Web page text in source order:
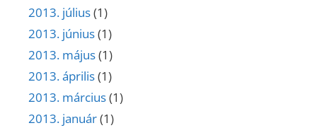
2013. július(1)
2013. június(1)
2013. május(1)
2013. április(1)
2013. március(1)
2013. január(1)